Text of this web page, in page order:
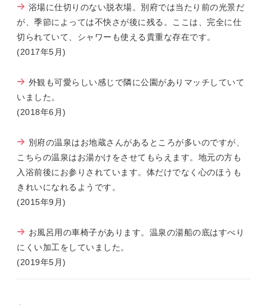
浴場に仕切りのない脱衣場。別府では当たり前の光景だ
が、季節によっては不快さが後に残る。ここは、完全に仕
切られていて、シャワーも使える貴重な存在です。
(2017年5月)
外観も可愛らしい感じで隣に公園がありマッチしていて
いました。
(2018年6月)
別府の温泉はお地蔵さんがあるところが多いのですが、
こちらの温泉はお湯かけをさせてもらえます。地元の方も
入浴前後にお参りされています。体だけでなく心のほうも
きれいになれるようです。
(2015年9月)
お風呂用の車椅子があります。温泉の湯船の底はすべり
にくい加工をしていました。
(2019年5月)